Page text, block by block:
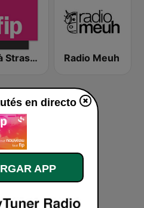
FIP à Strasbourg Radio Meuh
en directo
APP